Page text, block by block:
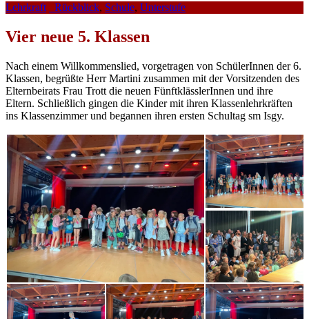
Lehrkraft
_Rückblick, Schule, Unterstufe
Vier neue 5. Klassen
Nach einem Willkommenslied, vorgetragen von SchülerInnen der 6.
Klassen, begrüßte Herr Martini zusammen mit der Vorsitzenden des
Elternbeirats Frau Trott die neuen FünftklässlerInnen und ihre
Eltern. Schließlich gingen die Kinder mit ihren Klassenlehrkräften
ins Klassenzimmer und begannen ihren ersten Schultag sm Isgy.